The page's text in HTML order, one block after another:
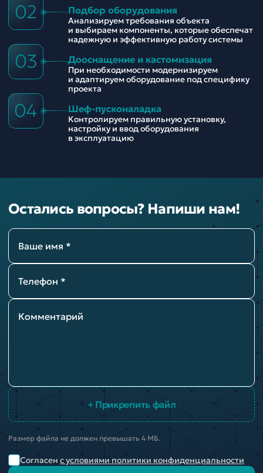
02 Подбор оборудования
Анализируем требования объекта
и выбираем компоненты, которые обеспечат
надежную и эффективную работу системы
03 Дооснащение и кастомизация
При необходимости модернизируем
и адаптируем оборудование под специфику
проекта
04 Шеф-пусконаладка
Контролируем правильную установку,
настройку и ввод оборудования
в эксплуатацию
Остались вопросы? Напиши нам!
Ваше имя *
Телефон *
Комментарий
+ Прикрепить файл
Размер файла не должен превышать 4 МБ.
Согласен с условиями политики конфиденциальности